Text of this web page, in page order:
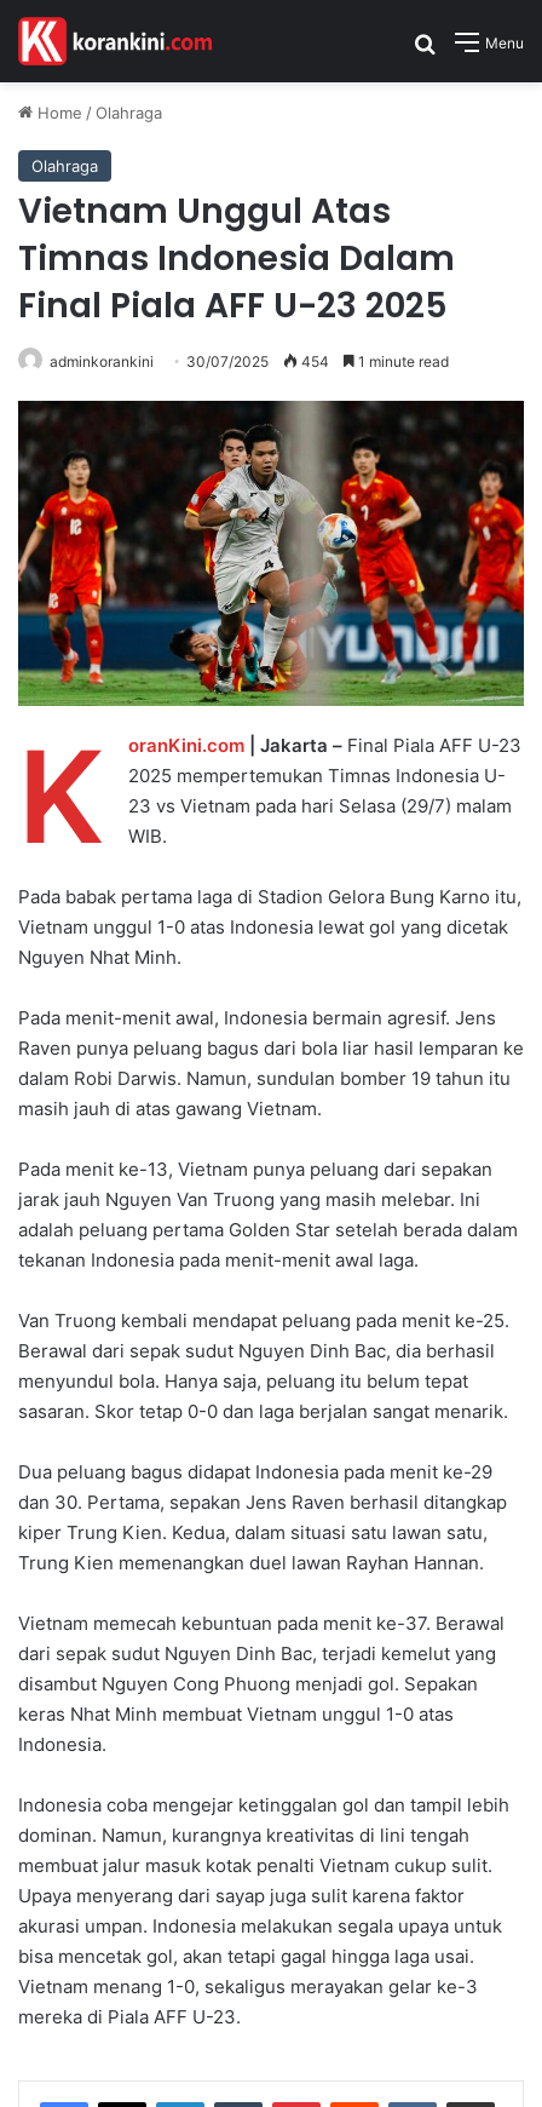
Menu
Search for
Home /Olahraga
Olahraga
Vietnam Unggul Atas
Timnas Indonesia Dalam
Final Piala AFF U-23 2025
adminkorankini 30/07/2025 454 1 minute read
K oranKini.com | Jakarta – Final Piala AFF U-23
2025 mempertemukan Timnas Indonesia U-
23 vs Vietnam pada hari Selasa (29/7) malam
WIB.
Pada babak pertama laga di Stadion Gelora Bung Karno itu,
Vietnam unggul 1-0 atas Indonesia lewat gol yang dicetak
Nguyen Nhat Minh.
Pada menit-menit awal, Indonesia bermain agresif. Jens
Raven punya peluang bagus dari bola liar hasil lemparan ke
dalam Robi Darwis. Namun, sundulan bomber 19 tahun itu
masih jauh di atas gawang Vietnam.
Pada menit ke-13, Vietnam punya peluang dari sepakan
jarak jauh Nguyen Van Truong yang masih melebar. Ini
adalah peluang pertama Golden Star setelah berada dalam
tekanan Indonesia pada menit-menit awal laga.
Van Truong kembali mendapat peluang pada menit ke-25.
Berawal dari sepak sudut Nguyen Dinh Bac, dia berhasil
menyundul bola. Hanya saja, peluang itu belum tepat
sasaran. Skor tetap 0-0 dan laga berjalan sangat menarik.
Dua peluang bagus didapat Indonesia pada menit ke-29
dan 30. Pertama, sepakan Jens Raven berhasil ditangkap
kiper Trung Kien. Kedua, dalam situasi satu lawan satu,
Trung Kien memenangkan duel lawan Rayhan Hannan.
Vietnam memecah kebuntuan pada menit ke-37. Berawal
dari sepak sudut Nguyen Dinh Bac, terjadi kemelut yang
disambut Nguyen Cong Phuong menjadi gol. Sepakan
keras Nhat Minh membuat Vietnam unggul 1-0 atas
Indonesia.
Indonesia coba mengejar ketinggalan gol dan tampil lebih
dominan. Namun, kurangnya kreativitas di lini tengah
membuat jalur masuk kotak penalti Vietnam cukup sulit.
Upaya menyerang dari sayap juga sulit karena faktor
akurasi umpan. Indonesia melakukan segala upaya untuk
bisa mencetak gol, akan tetapi gagal hingga laga usai.
Vietnam menang 1-0, sekaligus merayakan gelar ke-3
mereka di Piala AFF U-23.
LinkedInTumblr PinterestReddit VKontakteShare via Email